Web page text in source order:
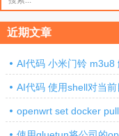
索：
近期文章
AI代码 小米门铃 m3u8
AI代码 使用shell对当
openwrt set docker